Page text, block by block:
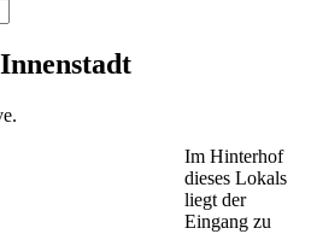
Im Hinterhof
dieses Lokals
liegt der
Eingang zu